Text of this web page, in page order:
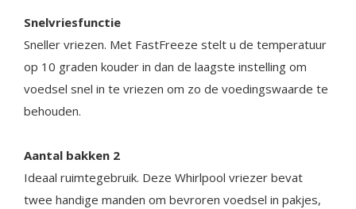
Snelvriesfunctie
Sneller vriezen. Met FastFreeze stelt u de temperatuur
op 10 graden kouder in dan de laagste instelling om
voedsel snel in te vriezen om zo de voedingswaarde te
behouden.
Aantal bakken 2
Ideaal ruimtegebruik. Deze Whirlpool vriezer bevat
twee handige manden om bevroren voedsel in pakjes,